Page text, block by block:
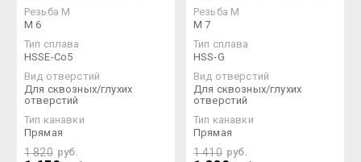
Резьба М
M 6
Тип сплава
HSSE-Co5
Вид отверстий
Для сквозных/глухих
отверстий
Тип канавки
Прямая
1 820 руб.
Резьба М
M 7
Тип сплава
HSS-G
Вид отверстий
Для сквозных/глухих
отверстий
Тип канавки
Прямая
1 410 руб.